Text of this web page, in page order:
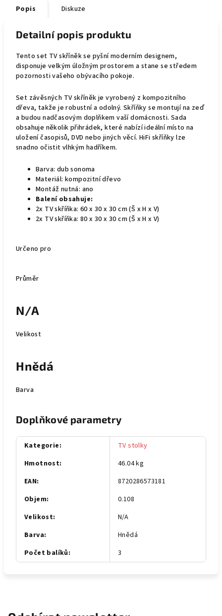
Popis Diskuze
Detailní popis produktu
Tento set TV skříněk se pyšní moderním designem,
disponuje velkým úložným prostorem a stane se středem
pozornosti vašeho obývacího pokoje.
Set závěsných TV skříněk je vyrobený z kompozitního
dřeva, takže je robustní a odolný. Skříňky se montují na zeď
a budou nadčasovým doplňkem vaší domácnosti. Sada
obsahuje několik přihrádek, které nabízí ideální místo na
uložení časopisů, DVD nebo jiných věcí. HiFi skříňky lze
snadno očistit vlhkým hadříkem.
Barva: dub sonoma
Materiál: kompozitní dřevo
Montáž nutná: ano
Balení obsahuje:
2x TV skříňka: 60 x 30 x 30 cm (Š x H x V)
2x TV skříňka: 80 x 30 x 30 cm (Š x H x V)
Určeno pro
Průměr
N/A
Velikost
Hnědá
Barva
Doplňkové parametry
Kategorie:
TV stolky
Hmotnost:
46.04 kg
EAN:
8720286573181
Objem:
0.108
Velikost:
N/A
Barva:
Hnědá
Počet balíků: 3